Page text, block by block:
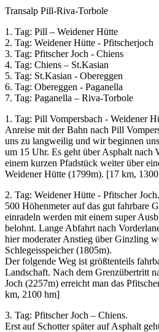
Transalp Pill-Riva-Torbole
1. Tag: Pill – Weidener Hütte
2. Tag: Weidener Hütte - Pfitscherjoch
3. Tag: Pfitscher Joch - Chiens
4. Tag: Chiens – St.Kasian
5. Tag: St.Kasian - Obereggen
6. Tag: Obereggen - Paganella
7. Tag: Paganella – Riva-Torbole
1. Tag: Pill Vompersbach - Weidener
Anreise mit der Bahn nach Pill
uns zu langweilig und wir beginnen
um 15 Uhr. Es geht über Asphalt nach
einem kurzen Pfadstück weiter über
Weidener Hütte (1799m). [17 km,
2. Tag: Weidener Hütte - Pfitscher Joch.
500 Höhenmeter auf das gut fahrbare
einradeln werden mit einem super
belohnt. Lange Abfahrt nach
hier moderater Anstieg über Ginzling
Schlegeisspeicher (1805m).
Der folgende Weg ist größtenteils
Landschaft. Nach dem Grenzübertritt
Joch (2257m) erreicht man das
km, 2100 hm]
3. Tag: Pfitscher Joch – Chiens.
Erst auf Schotter später auf Asphalt